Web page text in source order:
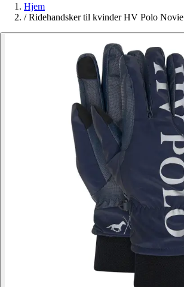
Hjem
/ Ridehandsker til kvinder HV Polo Novie